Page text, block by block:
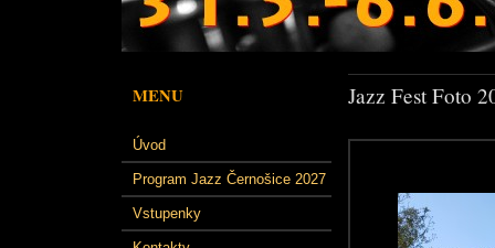
MENU
Úvod
Program Jazz Černošice 2027
Vstupenky
Jazz Fest Foto